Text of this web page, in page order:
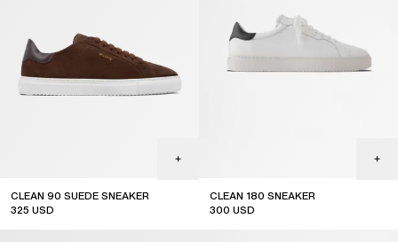
CLEAN 90 SUEDE SNEAKER
325 USD
CLEAN 180 SNEAKER
300 USD